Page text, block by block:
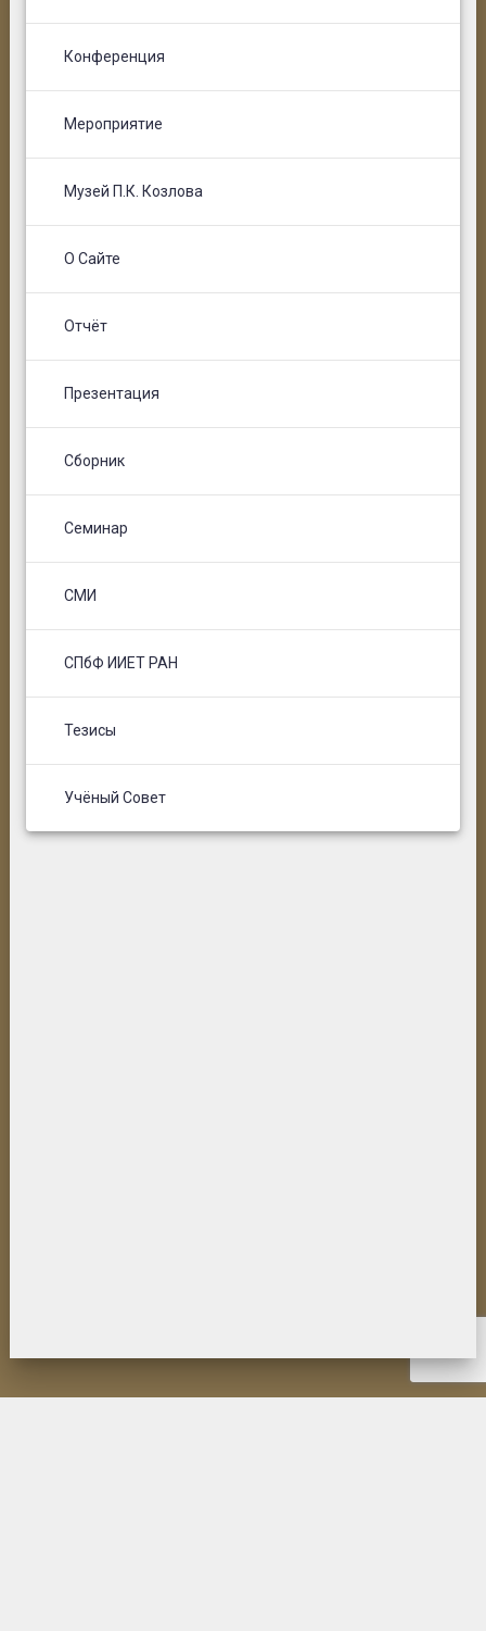
Конференция
Мероприятие
Музей П.К. Козлова
О Сайте
Отчёт
Презентация
Сборник
Семинар
СМИ
СПбФ ИИЕТ РАН
Тезисы
Учёный Совет